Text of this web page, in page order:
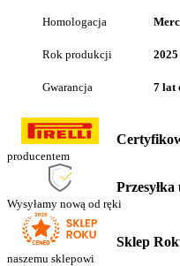
Homologacja
Rok produkcji 2025
Gwarancja 7 lat
producentem
Przesyłka
Wysyłamy nową od ręki
Sklep
naszemu sklepowi